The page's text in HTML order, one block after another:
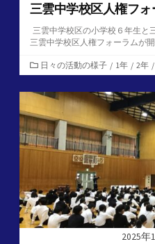
三雲中学校区人権フォ
三雲中学校区の小学校６年生と
三雲中学校区人権フォーラムが
カ
テ
ゴ
ー
日々の活動の様子 / 1年 / 2年 /
2025年